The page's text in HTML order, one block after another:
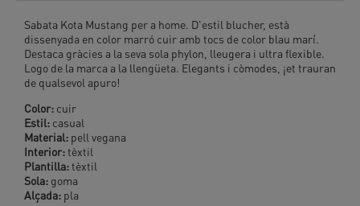
Sabata Kota Mustang per a home. D'estil blucher, està
dissenyada en color marró cuir amb tocs de color blau marí.
Destaca gràcies a la seva sola phylon, lleugera i ultra flexible.
Logo de la marca a la llengüeta. Elegants i còmodes, ¡et trauran
de qualsevol apuro!
Color: cuir
Estil: casual
Material: pell vegana
Interior:tèxtil
Plantilla:tèxtil
Sola: goma
Alçada: pla